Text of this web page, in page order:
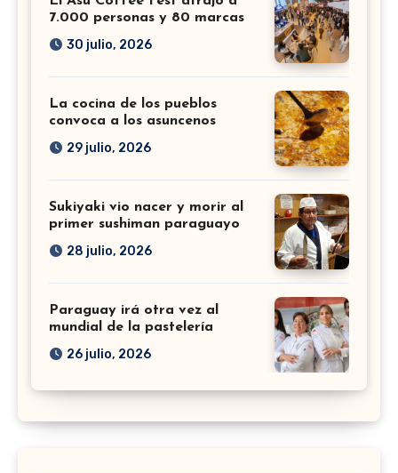
7.000 personas y 80 marcas
30 julio, 2026
La cocina de los pueblos
convoca a los asuncenos
29 julio, 2026
Sukiyaki vio nacer y morir al
primer sushiman paraguayo
28 julio, 2026
Paraguay irá otra vez al
mundial de la pastelería
26 julio, 2026